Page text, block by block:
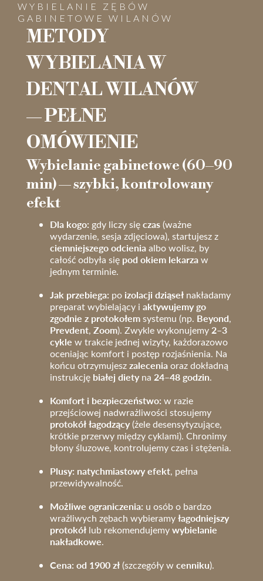
WYBIELANIE ZĘBÓW
GABINETOWE WILANÓW
METODY
WYBIELANIA W
DENTAL WILANÓW
— PEŁNE
OMÓWIENIE
Wybielanie gabinetowe (60–90
min) — szybki, kontrolowany
efekt
Dla kogo: gdy liczy sięczas(ważne
wydarzenie, sesja zdjęciowa), startujesz z
ciemniejszego odcieniaalbo wolisz, by
całość odbyła się pod okiem lekarzaw
jednym terminie.
Jak przebiega: po izolacji dziąsełnakładamy
preparat wybielający i aktywujemy go
zgodnie z protokołemsystemu (np. Beyond,
Prevdent, Zoom). Zwykle wykonujemy2–3
cykle w trakcie jednej wizyty, każdorazowo
oceniając komfort i postęp rozjaśnienia. Na
końcu otrzymujeszzaleceniaoraz dokładną
instrukcję białej dietyna 24–48 godzin.
Komfort i bezpieczeństwo: w razie
przejściowej nadwrażliwości stosujemy
protokół łagodzący(żele desensytyzujące,
krótkie przerwy między cyklami). Chronimy
błony śluzowe, kontrolujemy czas i stężenia.
Plusy: natychmiastowy efekt, pełna
przewidywalność.
Możliwe ograniczenia: u osób o bardzo
wrażliwych zębach wybieramyłagodniejszy
protokółlub rekomendujemywybielanie
nakładkowe.
Cena: od 1900 zł(szczegóły w cenniku).